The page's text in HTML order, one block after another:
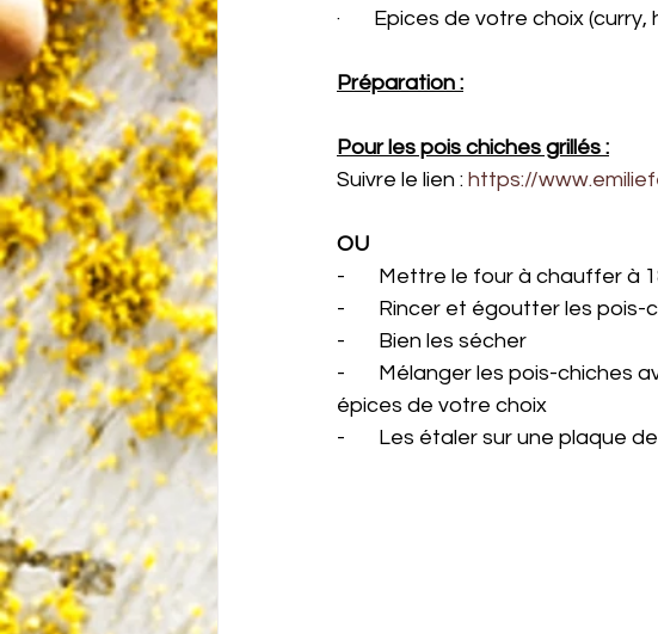
·       Epices de votre choix
Préparation :
Pour les pois chiches grillés :
Suivre le lien : https://
OU
-       Mettre le four à chauffer à
-       Rincer et égoutter les pois-
-       Bien les sécher
-       Mélanger les pois-
épices de votre choix
-       Les étaler sur une